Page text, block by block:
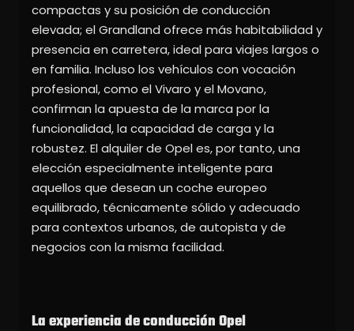
compactas y su posición de conducción
elevada; el Grandland ofrece más habitabilidad y
presencia en carretera, ideal para viajes largos o
en familia. Incluso los vehículos con vocación
profesional, como el Vivaro y el Movano,
confirman la apuesta de la marca por la
funcionalidad, la capacidad de carga y la
robustez. El alquiler de Opel es, por tanto, una
elección especialmente inteligente para
aquellos que desean un coche europeo
equilibrado, técnicamente sólido y adecuado
para contextos urbanos, de autopista y de
negocios con la misma facilidad.
La experiencia de conducción Opel